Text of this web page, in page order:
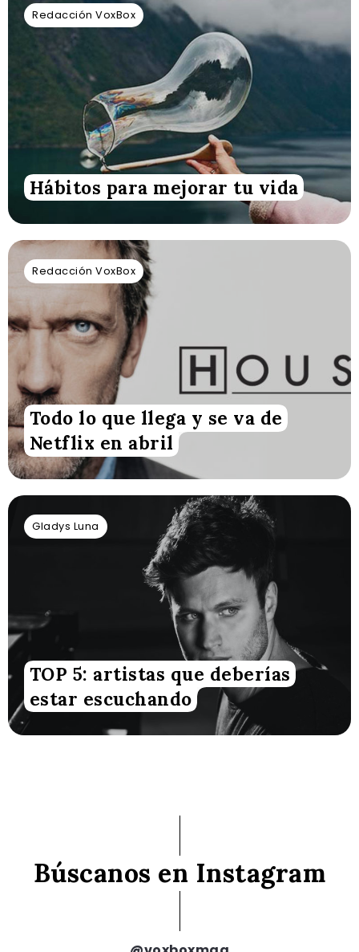
Redacción VoxBox
Hábitos para mejorar tu vida
Redacción VoxBox
Todo lo que llega y se va de
Netflix en abril
Gladys Luna
TOP 5: artistas que deberías
estar escuchando
Búscanos en Instagram